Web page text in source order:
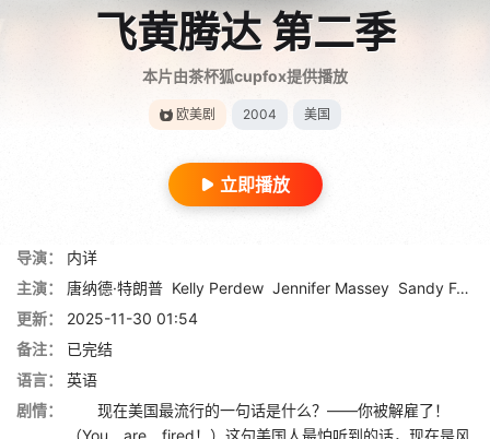
飞黄腾达 第二季
本片由茶杯狐cupfox提供播放
欧美剧 2004 美国
立即播放
导演：
内详
主演：
唐纳德·特朗普 Kelly Perdew Jennifer Massey Sandy Ferreira
更新：
2025-11-30 01:54
备注：
已完结
语言：
英语
剧情：
现在美国最流行的一句话是什么？——你被解雇了！
（You are fired！）这句美国人最怕听到的话，现在是风